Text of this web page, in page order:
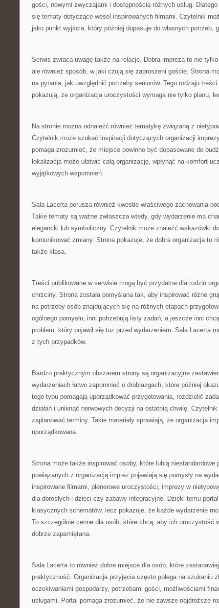
gości, nowymi zwyczajami i dostępnością różnych usług.
się tematy dotyczące wesel inspirowanych filmami. Czytelnik
jako punkt wyjścia, który później dopasuje do własnych potrzeb,
Serwis zwraca uwagę także na relacje. Dobra impreza to nie
ale również sposób, w jaki czują się zaproszeni goście. Strona
na pytania, jak uwzględnić potrzeby seniorów. Tego rodzaju
pokazują, że organizacja uroczystości wymaga nie tylko planu,
Na stronie można odnaleźć również tematykę związaną z
Czytelnik może szukać inspiracji dotyczących organizacji
pomaga zrozumieć, że miejsce powinno być dopasowane do
lokalizacja może ułatwić całą organizację, wpłynąć na komfort
wyjątkowych wspomnień.
Sala Lacerta porusza również kwestie właściwego zachowania
Takie tematy są ważne zwłaszcza wtedy, gdy wydarzenie ma
elegancki lub symboliczny. Czytelnik może znaleźć wskazówki
komunikować zmiany. Strona pokazuje, że dobra organizacja to
także klasa.
Treści publikowane w serwisie mogą być przydatne dla rodzin
chrzciny. Strona została pomyślana tak, aby inspirować różne
na potrzeby osób znajdujących się na różnych etapach
ogólnego pomysłu, inni potrzebują listy zadań, a jeszcze inni
problem, który pojawił się tuż przed wydarzeniem. Sala Lacerta
z tych przypadków.
Bardzo praktycznym obszarem strony są organizacyjne
wydarzeniach łatwo zapomnieć o drobiazgach, które później
tego typu pomagają uporządkować przygotowania, rozdzielić
działań i uniknąć nerwowych decyzji na ostatnią chwilę.
zaplanować terminy. Takie materiały sprawiają, że organizacja
uporządkowana.
Strona może także inspirować osoby, które lubią niestandardowe
powiązanych z organizacją imprez pojawiają się pomysły na
inspirowane filmami, plenerowe uroczystości, imprezy w
dla dorosłych i dzieci czy zabawy integracyjne. Dzięki temu
klasycznych schematów, lecz pokazuje, że każde wydarzenie
To szczególnie cenne dla osób, które chcą, aby ich uroczystość
dobrze zapamiętana.
Sala Lacerta to również dobre miejsce dla osób, które
praktyczność. Organizacja przyjęcia często polega na szukaniu
oczekiwaniami gospodarzy, potrzebami gości, możliwościami
usługami. Portal pomaga zrozumieć, że nie zawsze najdroższe